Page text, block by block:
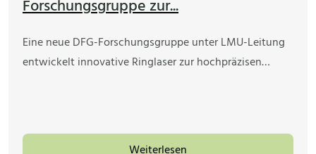
Forschungsgruppe zur...
Eine neue DFG-Forschungsgruppe unter LMU-Leitung
entwickelt innovative Ringlaser zur hochpräzisen…